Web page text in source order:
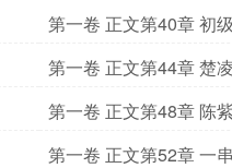
第一卷 正文第40章 初
第一卷 正文第44章 楚
第一卷 正文第48章 陈
第一卷 正文第52章 一